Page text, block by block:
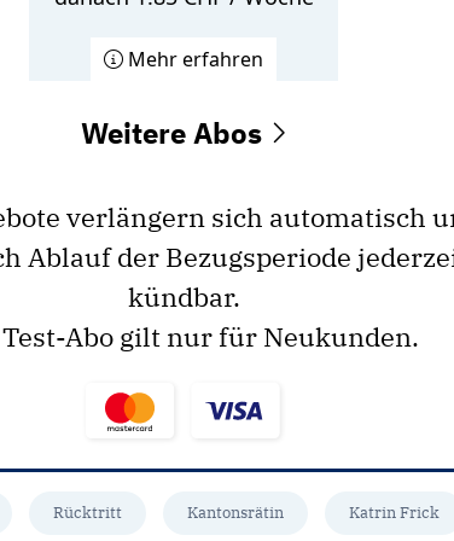
Mehr erfahren
Weitere Abos
verlängern sich automatisch
Ablauf der Bezugsperiode
kündbar.
Test-Abo gilt nur für Neukunden.
Rücktritt Kantonsrätin Katrin Frick